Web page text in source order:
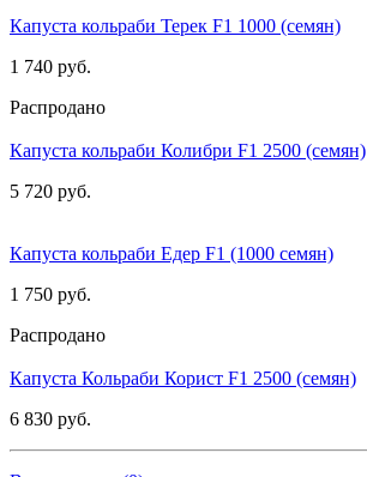
Капуста кольраби Терек F1 1000 (семян)
1 740 руб.
Распродано
Капуста кольраби Колибри F1 2500 (семян)
5 720 руб.
Капуста кольраби Едер F1 (1000 семян)
1 750 руб.
Распродано
Капуста Кольраби Корист F1 2500 (семян)
6 830 руб.